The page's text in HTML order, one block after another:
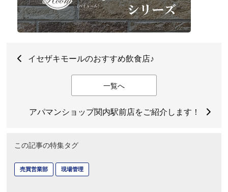
イセザキモールのおすすめ飲食店♪
一覧へ
アパマンショップ関内駅前店をご紹介します！
この記事の特集タグ
売買営業部 現場管理